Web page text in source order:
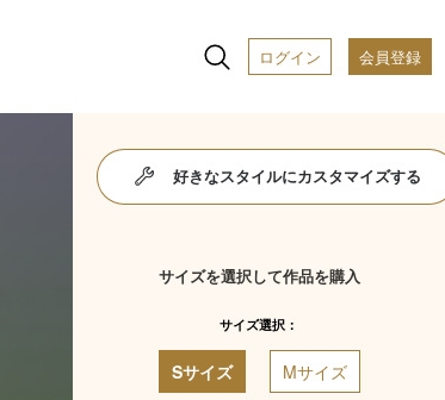
ログイン 会員登録
好きなスタイルにカスタマイズする
サイズを選択して作品を購入
サイズ選択：
Sサイズ Mサイズ